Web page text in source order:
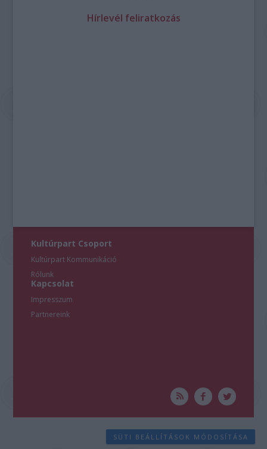
Hírlevél feliratkozás
Kultúrpart Csoport
Kultúrpart Kommunikáció
Rólunk
Kapcsolat
Impresszum
Partnereink
SÜTI BEÁLLÍTÁSOK MÓDOSÍTÁSA